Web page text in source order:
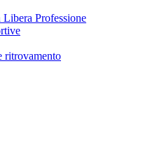
Professione
ritrovamento